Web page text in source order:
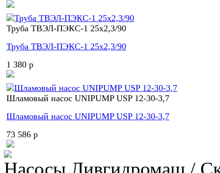
Труба ТВЭЛ-ПЭКС-1 25x2,3/90
Труба ТВЭЛ-ПЭКС-1 25x2,3/90
1 380 p
Шламовый насос UNIPUMP USP 12-30-3,7
Шламовый насос UNIPUMP USP 12-30-3,7
73 586 p
Насосы Ливгидромаш /